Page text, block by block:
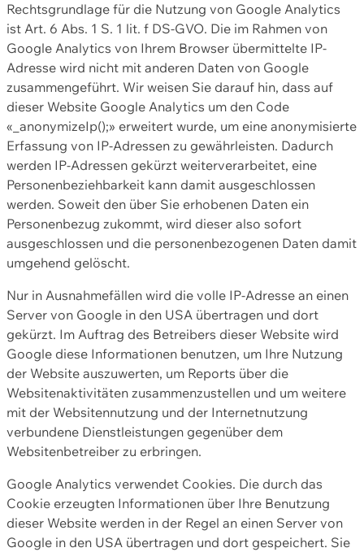
Rechtsgrundlage für die Nutzung von Google Analytics
ist Art. 6 Abs. 1 S. 1 lit. f DS-GVO. Die im Rahmen von
Google Analytics von Ihrem Browser übermittelte IP-
Adresse wird nicht mit anderen Daten von Google
zusammengeführt. Wir weisen Sie darauf hin, dass auf
dieser Website Google Analytics um den Code
«_anonymizeIp();» erweitert wurde, um eine anonymisierte
Erfassung von IP-Adressen zu gewährleisten. Dadurch
werden IP-Adressen gekürzt weiterverarbeitet, eine
Personenbeziehbarkeit kann damit ausgeschlossen
werden. Soweit den über Sie erhobenen Daten ein
Personenbezug zukommt, wird dieser also sofort
ausgeschlossen und die personenbezogenen Daten damit
umgehend gelöscht.
Nur in Ausnahmefällen wird die volle IP-Adresse an einen
Server von Google in den USA übertragen und dort
gekürzt. Im Auftrag des Betreibers dieser Website wird
Google diese Informationen benutzen, um Ihre Nutzung
der Website auszuwerten, um Reports über die
Websitenaktivitäten zusammenzustellen und um weitere
mit der Websitennutzung und der Internetnutzung
verbundene Dienstleistungen gegenüber dem
Websitenbetreiber zu erbringen.
Google Analytics verwendet Cookies. Die durch das
Cookie erzeugten Informationen über Ihre Benutzung
dieser Website werden in der Regel an einen Server von
Google in den USA übertragen und dort gespeichert. Sie